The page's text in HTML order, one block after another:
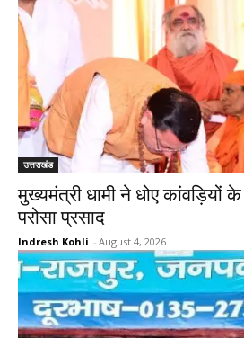
उत्तराखंड
मुख्यमंत्री धामी ने धोए कांवड़ियों
परोसा प्रसाद
Indresh Kohli - August 4, 2026